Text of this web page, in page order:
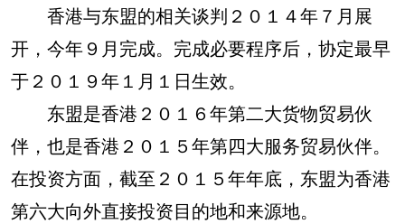
香港与东盟的相关谈判２０１４年７月展
开，今年９月完成。完成必要程序后，协定最早
于２０１９年１月１日生效。
东盟是香港２０１６年第二大货物贸易伙
伴，也是香港２０１５年第四大服务贸易伙伴。
在投资方面，截至２０１５年年底，东盟为香港
第六大向外直接投资目的地和来源地。